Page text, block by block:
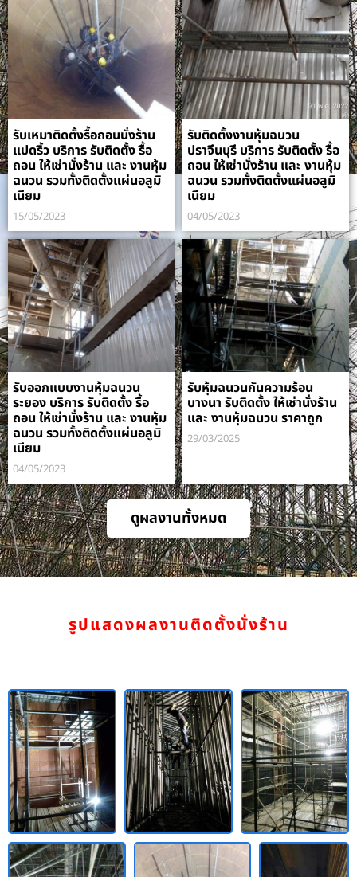
รับเหมาติดตั้งรื้อถอนนั่งร้าน
แปดริ้ว บริการ รับติดตั้ง รื้อ
ถอน ให้เช่านั่งร้าน และ งานหุ้ม
ฉนวน รวมทั้งติดตั้งแผ่นอลูมิ
เนียม
15/05/2023
รับติดตั้งงานหุ้มฉนวน
ปราจีนบุรี บริการ รับติดตั้ง รื้อ
ถอน ให้เช่านั่งร้าน และ งานหุ้ม
ฉนวน รวมทั้งติดตั้งแผ่นอลูมิ
เนียม
04/05/2023
รับออกแบบงานหุ้มฉนวน
ระยอง บริการ รับติดตั้ง รื้อ
ถอน ให้เช่านั่งร้าน และ งานหุ้ม
ฉนวน รวมทั้งติดตั้งแผ่นอลูมิ
เนียม
04/05/2023
รับหุ้มฉนวนกันความร้อน
บางนา รับติดตั้ง ให้เช่านั่งร้าน
และ งานหุ้มฉนวน ราคาถูก
29/03/2025
ดูผลงานทั้งหมด
รูปแสดงผลงานติดตั้งนั่งร้าน